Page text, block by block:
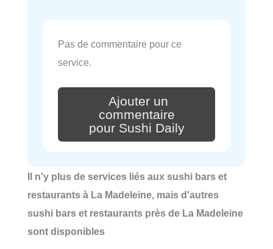
Pas de commentaire pour ce
service.
Ajouter un
commentaire
pour Sushi Daily
Il n'y plus de services liés aux sushi bars et
restaurants à La Madeleine, mais d'autres
sushi bars et restaurants près de La Madeleine
sont disponibles